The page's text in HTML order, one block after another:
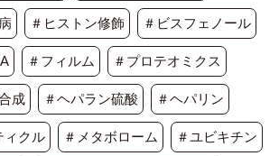
＃ヒストン修飾 ＃ビスフェノール
＃フィルム ＃プロテオミクス
成 ＃ヘパラン硫酸 ＃ヘパリン
ィクル ＃メタボローム ＃ユビキチン